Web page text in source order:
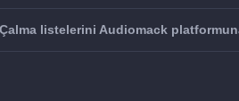
Çalma listelerini Audiomack